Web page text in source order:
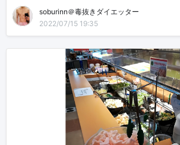
soburinn＠毒抜きダイエッター
2022/07/15 19:35